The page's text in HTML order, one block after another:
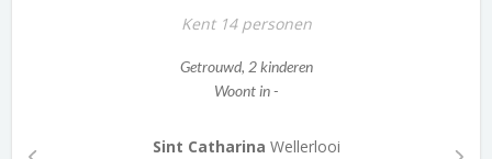
Kent 14 personen
Getrouwd, 2 kinderen
Woont in -
Sint Catharina Wellerlooi